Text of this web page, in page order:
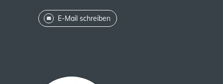
E-Mail schreiben